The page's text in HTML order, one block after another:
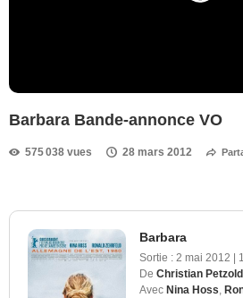
Barbara Bande-annonce VO
575 038 vues 28 mars 2012
Barbara
Sortie : 2 mai 2012 |
De Christian Petzold
Avec Nina Hoss